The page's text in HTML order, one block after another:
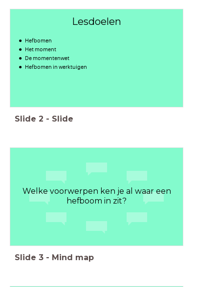
Lesdoelen
Hefbomen
Het moment
De momentenwet
Hefbomen in werktuigen
Slide 2 - Slide
Welke voorwerpen ken je al waar een
hefboom in zit?
Slide 3 - Mind map